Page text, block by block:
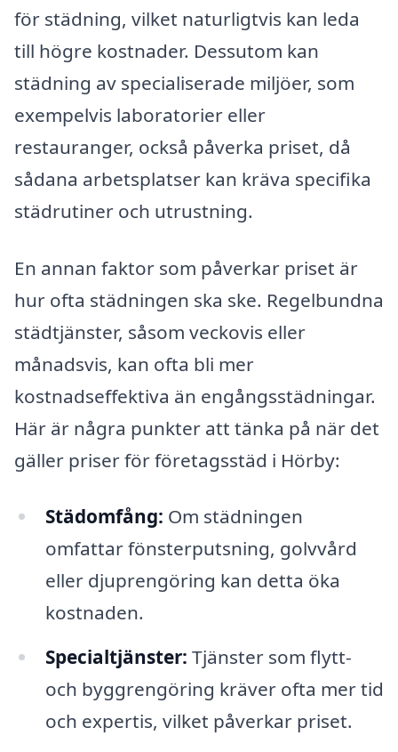
för städning, vilket naturligtvis kan leda
till högre kostnader. Dessutom kan
städning av specialiserade miljöer, som
exempelvis laboratorier eller
restauranger, också påverka priset, då
sådana arbetsplatser kan kräva specifika
städrutiner och utrustning.
En annan faktor som påverkar priset är
hur ofta städningen ska ske. Regelbundna
städtjänster, såsom veckovis eller
månadsvis, kan ofta bli mer
kostnadseffektiva än engångsstädningar.
Här är några punkter att tänka på när det
gäller priser för företagsstäd i Hörby:
Städomfång: Om städningen
omfattar fönsterputsning, golvvård
eller djuprengöring kan detta öka
kostnaden.
Specialtjänster: Tjänster som flytt-
och byggrengöring kräver ofta mer tid
och expertis, vilket påverkar priset.